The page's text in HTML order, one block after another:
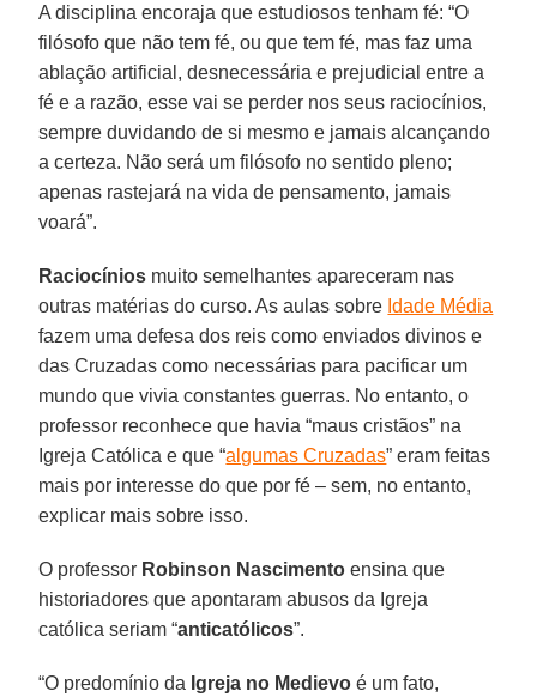
A disciplina encoraja que estudiosos tenham fé: “O
filósofo que não tem fé, ou que tem fé, mas faz uma
ablação artificial, desnecessária e prejudicial entre a
fé e a razão, esse vai se perder nos seus raciocínios,
sempre duvidando de si mesmo e jamais alcançando
a certeza. Não será um filósofo no sentido pleno;
apenas rastejará na vida de pensamento, jamais
voará”.
Raciocínios muito semelhantes apareceram nas
outras matérias do curso. As aulas sobre Idade Média
fazem uma defesa dos reis como enviados divinos e
das Cruzadas como necessárias para pacificar um
mundo que vivia constantes guerras. No entanto, o
professor reconhece que havia “maus cristãos” na
Igreja Católica e que “algumas Cruzadas” eram feitas
mais por interesse do que por fé – sem, no entanto,
explicar mais sobre isso.
O professor Robinson Nascimento ensina que
historiadores que apontaram abusos da Igreja
católica seriam “anticatólicos”.
“O predomínio da Igreja no Medievo é um fato,